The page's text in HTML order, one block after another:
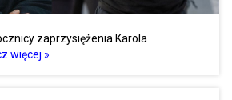
zaprzysiężenia Karola
więcej »